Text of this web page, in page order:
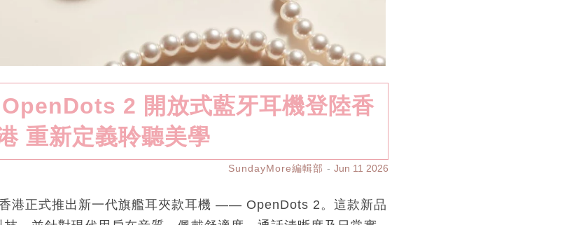
2 開放式藍牙耳機登陸香
重新定義聆聽美學
SundayMore編輯部 Jun 11 2026
港正式推出新一代旗艦耳夾款耳機 —— OpenDots 2。這款新品